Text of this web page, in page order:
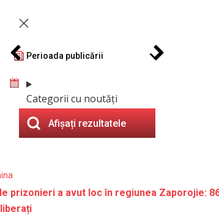
Perioada publicării
Categorii cu noutăți
Afișați rezultatele
prizonieri a avut loc în regiunea Zaporojie: